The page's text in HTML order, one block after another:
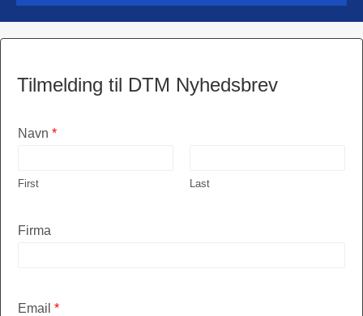
Tilmelding til DTM Nyhedsbrev
Navn *
First Last
Firma
Email *